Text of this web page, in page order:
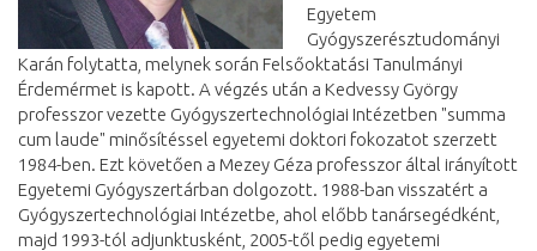
Egyetem
Gyógyszerésztudományi
Karán folytatta, melynek során Felsőoktatási Tanulmányi
Érdemérmet is kapott. A végzés után a Kedvessy György
professzor vezette Gyógyszertechnológiai Intézetben "summa
cum laude" minősítéssel egyetemi doktori fokozatot szerzett
1984-ben. Ezt követően a Mezey Géza professzor által irányított
Egyetemi Gyógyszertárban dolgozott. 1988-ban visszatért a
Gyógyszertechnológiai Intézetbe, ahol előbb tanársegédként,
majd 1993-tól adjunktusként, 2005-től pedig egyetemi